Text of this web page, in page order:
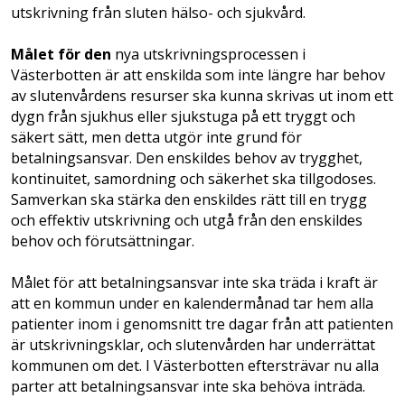
utskrivning från sluten hälso- och sjukvård.
Målet för den nya utskrivningsprocessen i
Västerbotten är att enskilda som inte längre har behov
av slutenvårdens resurser ska kunna skrivas ut inom ett
dygn från sjukhus eller sjukstuga på ett tryggt och
säkert sätt, men detta utgör inte grund för
betalningsansvar. Den enskildes behov av trygghet,
kontinuitet, samordning och säkerhet ska tillgodoses.
Samverkan ska stärka den enskildes rätt till en trygg
och effektiv utskrivning och utgå från den enskildes
behov och förutsättningar.
Målet för att betalningsansvar inte ska träda i kraft är
att en kommun under en kalendermånad tar hem alla
patienter inom i genomsnitt tre dagar från att patienten
är utskrivningsklar, och slutenvården har underrättat
kommunen om det. I Västerbotten eftersträvar nu alla
parter att betalningsansvar inte ska behöva inträda.